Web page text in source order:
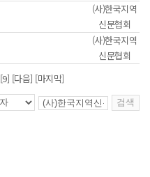
(사)한국지역
신문협회
(사)한국지역
신문협회
[9] [다음] [마지막]